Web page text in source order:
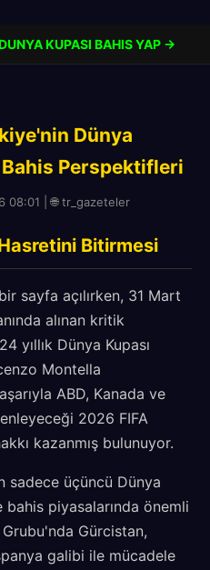
KUPASI BAHIS YAP →
Dünya
Bahis Perspektifleri
08:01 | 🌐 tr_gazeteler
Bitirmesi
sayfa açılırken, 31 Mart
alınan kritik
yıllık Dünya Kupası
Montella
ABD, Kanada ve
2026 FIFA
kazanmış bulunuyor.
sadece üçüncü Dünya
bahis piyasalarında önemli
Gürcistan,
galibi ile mücadele